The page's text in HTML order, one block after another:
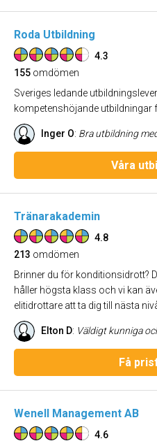
Roda Utbildning
4.3
155 omdömen
Sveriges ledande
kompetenshöjande utbildningar
Inger O: Bra utbildning med
Våra
Tränarakademin
4.8
213 omdömen
Brinner du för konditionsidrott?
håller högsta klass och vi kan
elitidrottare att ta dig till nästa
Elton D: Väldigt kunniga och engagerade lärare och helt fantastiska klasskamrater ute på
Få
Wenell Management AB
4.6